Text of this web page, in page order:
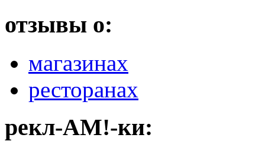
отзывы о:
магазинах
ресторанах
рекл-АМ!-ки: